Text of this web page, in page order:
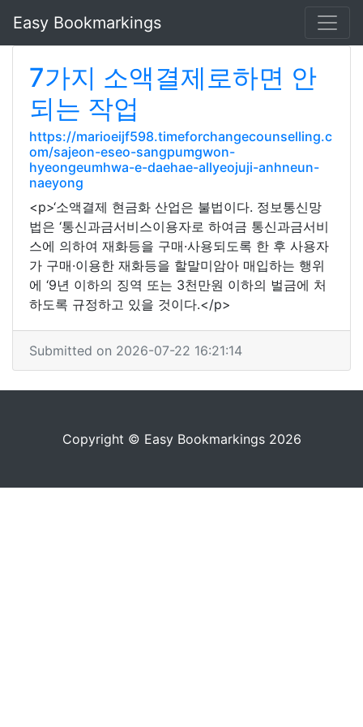
Easy Bookmarkings
7가지 소액결제로하면 안
되는 작업
https://marioeijf598.timeforchangecounselling.c
om/sajeon-eseo-sangpumgwon-
hyeongeumhwa-e-daehae-allyeojuji-anhneun-
naeyong
<p>‘소액결제 현금화 산업은 불법이다. 정보통신망
법은 ‘통신과금서비스이용자로 하여금 통신과금서비
스에 의하여 재화등을 구매·사용되도록 한 후 사용자
가 구매·이용한 재화등을 할말미암아 매입하는 행위
에 ‘9년 이하의 징역 또는 3천만원 이하의 벌금에 처
하도록 규정하고 있을 것이다.</p>
Submitted on 2026-07-22 16:21:14
Copyright © Easy Bookmarkings 2026